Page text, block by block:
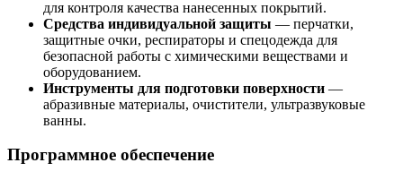
для контроля качества нанесенных покрытий.
Средства индивидуальной защиты — перчатки,
защитные очки, респираторы и спецодежда для
безопасной работы с химическими веществами и
оборудованием.
Инструменты для подготовки поверхности —
абразивные материалы, очистители, ультразвуковые
ванны.
Программное обеспечение